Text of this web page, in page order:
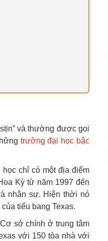
và thường được gọi
trường đại học bậc
chỉ có một địa điểm
Kỳ từ năm 1997 đến
nhân sự. Hiện thời nó
tiểu bang Texas.
sở chính ở trung tâm
với 150 tòa nhà với